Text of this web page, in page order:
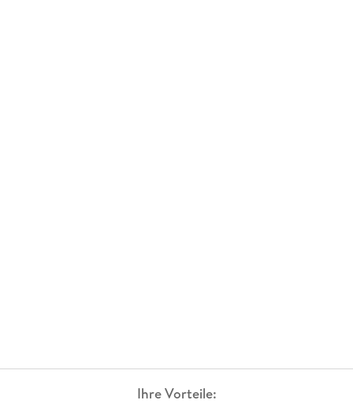
Ihre Vorteile: